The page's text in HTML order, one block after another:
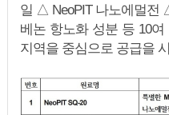
일 △ NeoPIT 나노에멀전
베논 항노화 성분 등 10
지역을 중심으로 공급을